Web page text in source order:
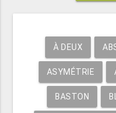
À DEUX
ASYMÉTRIE
BASTON